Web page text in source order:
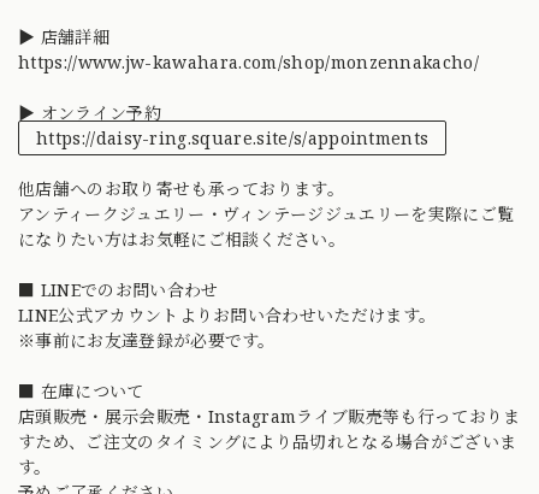
▶ 店舗詳細
https://www.jw-kawahara.com/shop/monzennakacho/
▶ オンライン予約
https://daisy-ring.square.site/s/appointments
他店舗へのお取り寄せも承っております。
アンティークジュエリー・ヴィンテージジュエリーを実際にご覧
になりたい方はお気軽にご相談ください。
■ LINEでのお問い合わせ
LINE公式アカウントよりお問い合わせいただけます。
※事前にお友達登録が必要です。
■ 在庫について
店頭販売・展示会販売・Instagramライブ販売等も行っておりま
すため、ご注文のタイミングにより品切れとなる場合がございま
す。